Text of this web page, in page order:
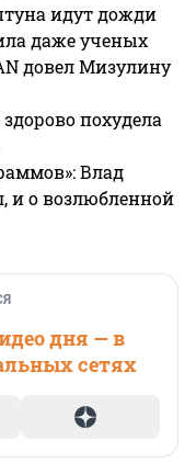
идут дожди
даже ученых
довел Мизулину
похудела
Влад
и о возлюбленной
дня — в
сетях